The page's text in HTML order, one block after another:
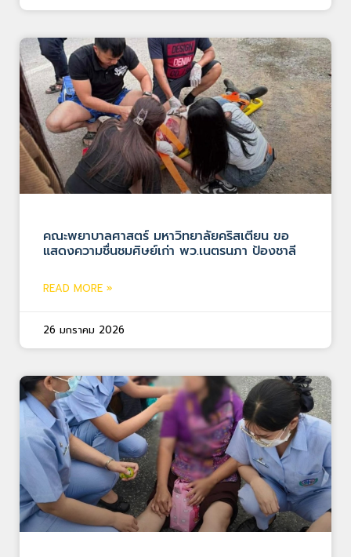
คณะพยาบาลศาสตร์ มหาวิทยาลัยคริสเตียน ขอ
แสดงความชื่นชมศิษย์เก่า พว.เนตรนภา ป้องชาลี
READ MORE »
26 มกราคม 2026